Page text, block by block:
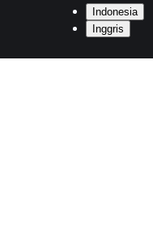
Indonesia
Inggris